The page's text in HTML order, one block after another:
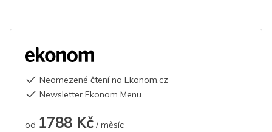
Neomezené čtení na Ekonom.cz
Newsletter Ekonom Menu
od 1788 Kč / měsíc